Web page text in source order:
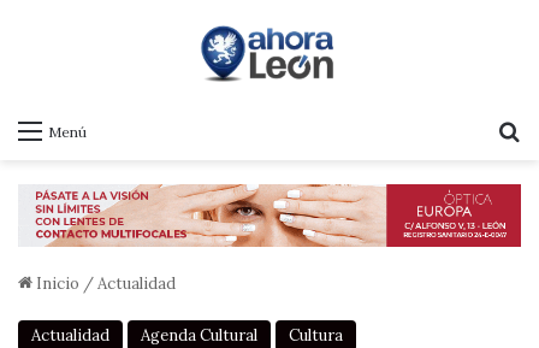
Menú
Inicio /Actualidad
Actualidad Agenda Cultural Cultura